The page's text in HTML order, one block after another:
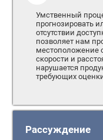
Умственный
прогнозировать
отсутствии
позволяет нам
местоположение
скорости и
нарушается
требующих
Рассуждение